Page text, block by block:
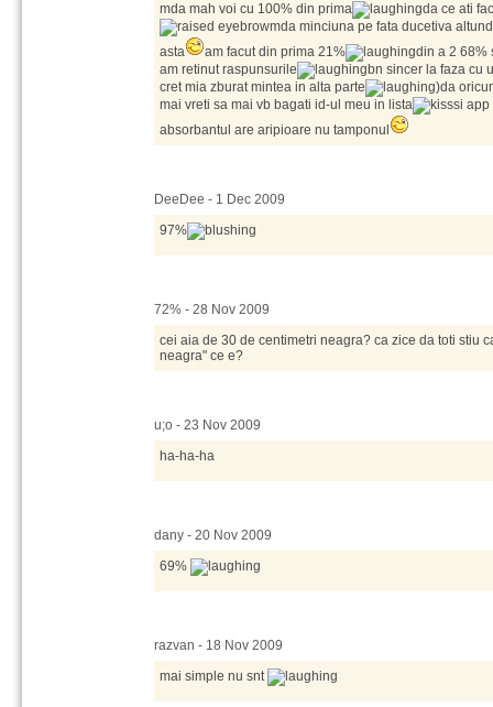
mda mah voi cu 100% din prima
da ce ati
mda minciuna pe fata ducetiva
asta
am facut din prima 21%
din a 2 68%
am retinut raspunsurile
bn sincer la faza cu
cret mia zburat mintea in alta parte
)da
mai vreti sa mai vb bagati id-ul meu in lista
si app
absorbantul are aripioare nu tamponul
DeeDee - 1 Dec 2009
97%
72% - 28 Nov 2009
cei aia de 30 de centimetri neagra? ca zice da toti stiu
neagra" ce e?
u;o - 23 Nov 2009
ha-ha-ha
dany - 20 Nov 2009
69%
razvan - 18 Nov 2009
mai simple nu snt